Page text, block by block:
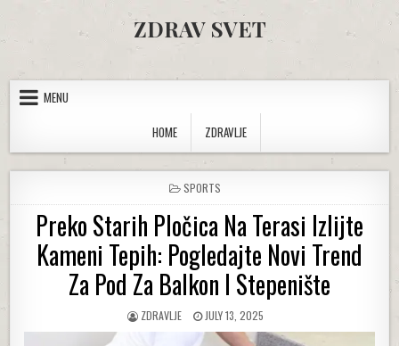
ZDRAV SVET
MENU
HOME
ZDRAVLJE
POSTED IN
SPORTS
Preko Starih Pločica Na Terasi Izlijte
Kameni Tepih: Pogledajte Novi Trend
Za Pod Za Balkon I Stepenište
AUTHOR:
ZDRAVLJE PUBLISHED DATE:
JULY 13, 2025